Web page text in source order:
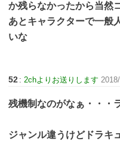
か残らなかったから当然
あとキャラクターで一般
いな
52 :2chよりお送りします
残機制なのがなぁ・・・
ジャンル違うけどドラキ